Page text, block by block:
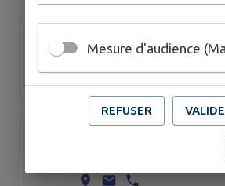
(FCVV)
La Guilde des Trois
Mesure d'audience
REFUSER